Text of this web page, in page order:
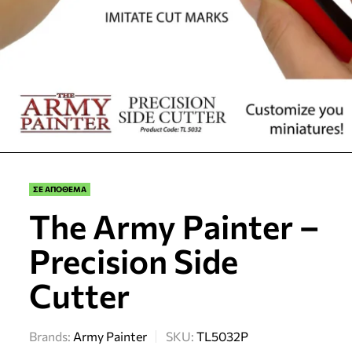
ΣΕ ΑΠΟΘΕΜΑ
The Army Painter –
Precision Side
Cutter
Brands: Army Painter SKU:TL5032P